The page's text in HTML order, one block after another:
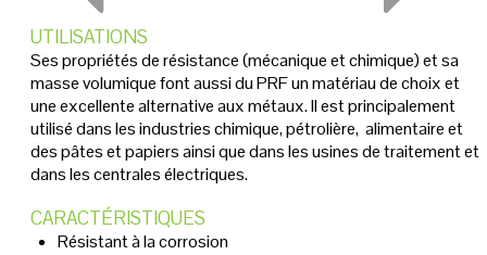
UTILISATIONS
Ses propriétés de résistance (mécanique et chimique) et sa
masse volumique font aussi du PRF un matériau de choix et
une excellente alternative aux métaux. Il est principalement
utilisé dans les industries chimique, pétrolière, alimentaire et
des pâtes et papiers ainsi que dans les usines de traitement et
dans les centrales électriques.
CARACTÉRISTIQUES
Résistant à la corrosion